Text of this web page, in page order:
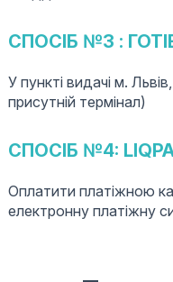
СПОСІБ №3 :
У пункті видачі м.
присутній термінал)
СПОСІБ №4:
Оплатити платіжною
електронну платіжну